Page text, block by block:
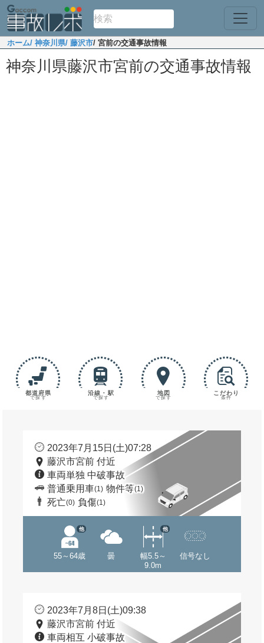
ホーム/ 神奈川県/ 藤沢市/ 宮前の交通事故情報
神奈川県藤沢市宮前の交通事故情報
都道府県
で探す
沿線・駅
で探す
地図
で探す
こだわり
条件
2023年7月15日(土)07:28
藤沢市宮前 付近
車両単独 中破事故
普通乗用車(1) 物件等(1)
死亡(0) 負傷(1)
55～64歳
他
曇
幅5.5～
9.0m
他
信号なし
2023年7月8日(土)09:38
藤沢市宮前 付近
車両相互 小破事故